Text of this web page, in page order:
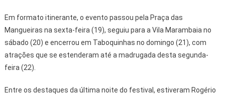
Em formato itinerante, o evento passou pela Praça das
Mangueiras na sexta-feira (19), seguiu para a Vila Marambaia no
sábado (20) e encerrou em Taboquinhas no domingo (21), com
atrações que se estenderam até a madrugada desta segunda-
feira (22).
Entre os destaques da última noite do festival, estiveram Rogério